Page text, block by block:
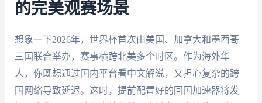
的完美观赛场景
想象一下2026年，世界杯首次由美国、加拿大和墨西哥
三国联合举办，赛事横跨北美多个时区。作为海外华
人，你既想通过国内平台看中文解说，又担心复杂的跨
国网络导致延迟。这时，提前配置好的回国加速器将发